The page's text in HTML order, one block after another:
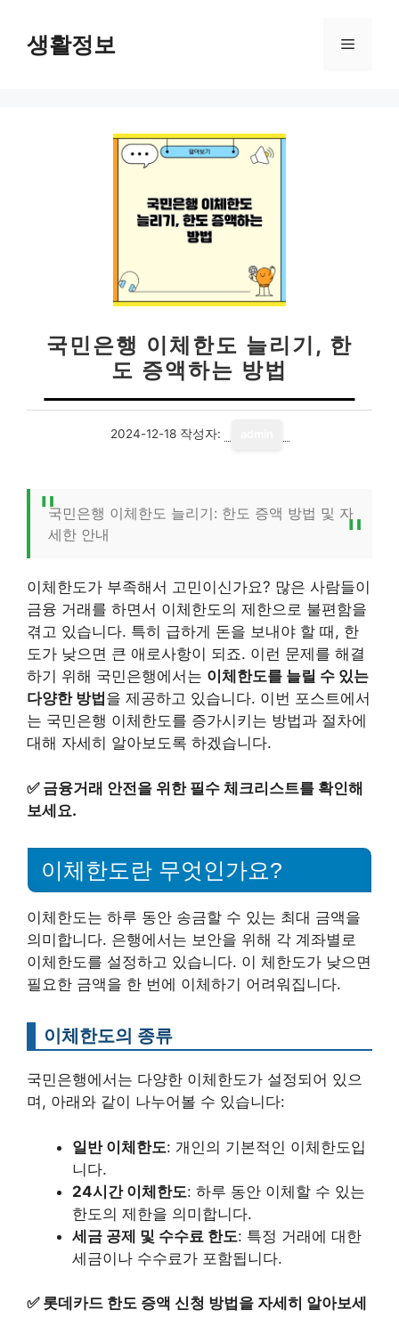
생활정보 메
국민은행 이체한도 늘리기, 한
도 증액하는 방법
2024-12-18 작성자:
국민은행 이체한도 늘리기: 한도 증액 방법 및 자
세한 안내
이체한도가 부족해서 고민이신가요? 많은 사람들이
금융 거래를 하면서 이체한도의 제한으로 불편함을
겪고 있습니다. 특히 급하게 돈을 보내야 할 때, 한
도가 낮으면 큰 애로사항이 되죠. 이런 문제를 해결
하기 위해 국민은행에서는 이체한도를 늘릴 수 있는
다양한 방법 을 제공하고 있습니다. 이번 포스트에서
는 국민은행 이체한도를 증가시키는 방법과 절차에
대해 자세히 알아보도록 하겠습니다.
✅ 금융거래 안전을 위한 필수 체크리스트를 확인해
보세요.
이체한도란 무엇인가요?
이체한도는 하루 동안 송금할 수 있는 최대 금액을
의미합니다. 은행에서는 보안을 위해 각 계좌별로
이체한도를 설정하고 있습니다. 이 체한도가 낮으면
필요한 금액을 한 번에 이체하기 어려워집니다.
이체한도의 종류
국민은행에서는 다양한 이체한도가 설정되어 있으
며, 아래와 같이 나누어볼 수 있습니다:
일반 이체한도: 개인의 기본적인 이체한도입
니다.
24시간 이체한도: 하루 동안 이체할 수 있는
한도의 제한을 의미합니다.
세금 공제 및 수수료 한도: 특정 거래에 대한
세금이나 수수료가 포함됩니다.
✅ 롯데카드 한도 증액 신청 방법을 자세히 알아보세